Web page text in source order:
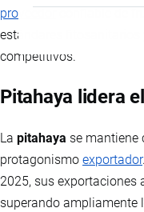
proveedor
estándares fitosanitarios
competitivos.
Pitahaya lidera
La pitahaya se
protagonismo exportador
2025, sus exportaciones
superando ampliamente